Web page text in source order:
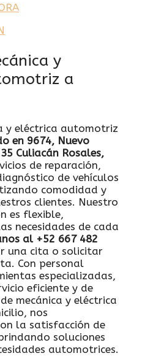
y
a
y eléctrica automotriz
en 9674, Nuevo
Culiacán Rosales,
de reparación,
de vehículos
comodidad y
clientes. Nuestro
es flexible,
necesidades de cada
al +52 667 482
una cita o solicitar
Con personal
especializadas,
eficiente y de
mecánica y eléctrica
nos
la satisfacción de
soluciones
automotrices.